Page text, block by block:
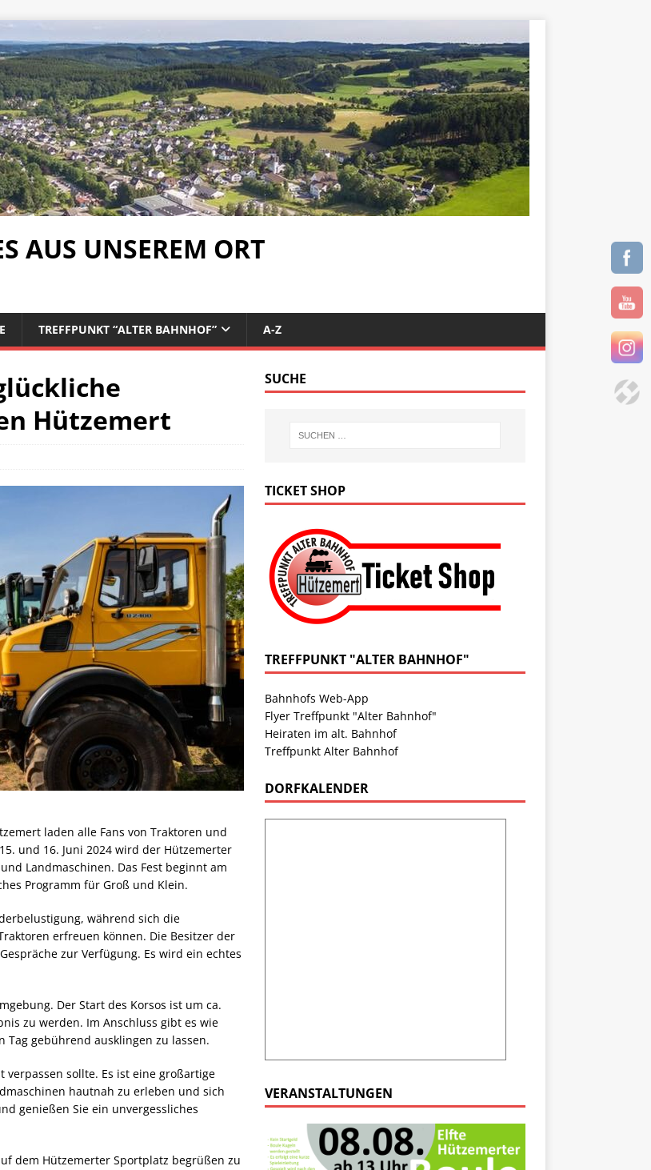
AUS UNSEREM ORT
TREFFPUNKT “ALTER BAHNHOF” A-Z
Hützemert
laden alle Fans von Traktoren und
und 16. Juni 2024 wird der Hützemerter
Landmaschinen. Das Fest beginnt am
Programm für Groß und Klein.
während sich die
erfreuen können. Die Besitzer der
zur Verfügung. Es wird ein echtes
Der Start des Korsos ist um ca.
zu werden. Im Anschluss gibt es wie
Tag gebührend ausklingen zu lassen.
verpassen sollte. Es ist eine großartige
hautnah zu erleben und sich
genießen Sie ein unvergessliches
dem Hützemerter Sportplatz begrüßen zu
SUCHE
TICKET SHOP
TREFFPUNKT "ALTER BAHNHOF"
Bahnhofs Web-App
Flyer Treffpunkt "Alter Bahnhof"
Heiraten im alt. Bahnhof
Treffpunkt Alter Bahnhof
DORFKALENDER
VERANSTALTUNGEN